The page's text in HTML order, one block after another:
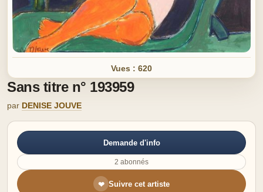
Vues : 620
Sans titre n° 193959
par DENISE JOUVE
Demande d'info
2 abonnés
❤ Suivre cet artiste